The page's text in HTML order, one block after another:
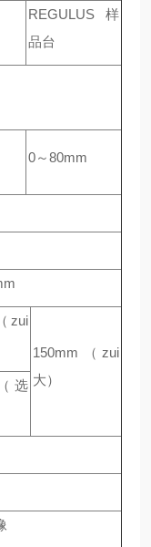
REGULUS样
品台
0～80mm
zui
150mm（zui
大）
选